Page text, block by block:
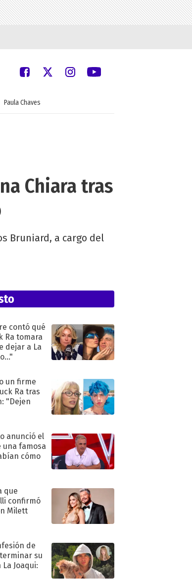
Paula Chaves
Chiara tras
Bruniard, a cargo del
contó qué
Ra tomara
dejar a La
un firme
Ra tras
"Dejen
anunció el
una famosa
cómo
que
confirmó
Milett
de
su
Joaqui: